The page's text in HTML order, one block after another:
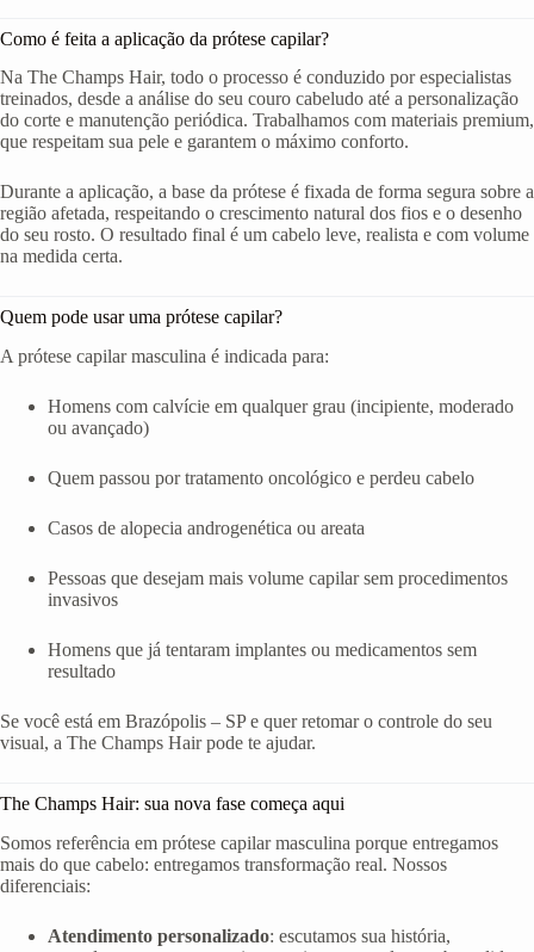
Como é feita a aplicação da prótese capilar?
Na The Champs Hair, todo o processo é conduzido por especialistas
treinados, desde a análise do seu couro cabeludo até a personalização
do corte e manutenção periódica. Trabalhamos com materiais premium,
que respeitam sua pele e garantem o máximo conforto.
Durante a aplicação, a base da prótese é fixada de forma segura sobre a
região afetada, respeitando o crescimento natural dos fios e o desenho
do seu rosto. O resultado final é um cabelo leve, realista e com volume
na medida certa.
Quem pode usar uma prótese capilar?
A prótese capilar masculina é indicada para:
Homens com calvície em qualquer grau (incipiente, moderado
ou avançado)
Quem passou por tratamento oncológico e perdeu cabelo
Casos de alopecia androgenética ou areata
Pessoas que desejam mais volume capilar sem procedimentos
invasivos
Homens que já tentaram implantes ou medicamentos sem
resultado
Se você está em Brazópolis – SP e quer retomar o controle do seu
visual, a The Champs Hair pode te ajudar.
The Champs Hair: sua nova fase começa aqui
Somos referência em prótese capilar masculina porque entregamos
mais do que cabelo: entregamos transformação real. Nossos
diferenciais:
Atendimento personalizado: escutamos sua história,